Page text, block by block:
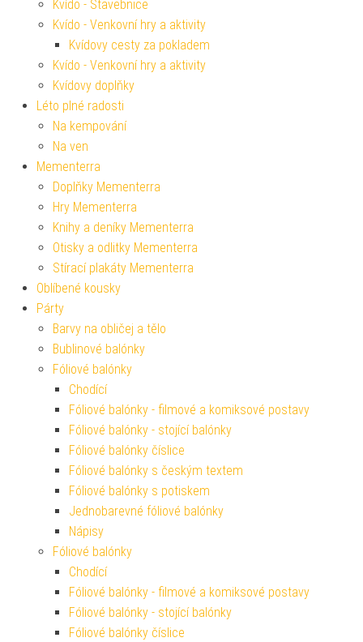
Kvído - Stavebnice
Kvído - Venkovní hry a aktivity
Kvídovy cesty za pokladem
Kvído - Venkovní hry a aktivity
Kvídovy doplňky
Léto plné radosti
Na kempování
Na ven
Mementerra
Doplňky Mementerra
Hry Mementerra
Knihy a deníky Mementerra
Otisky a odlitky Mementerra
Stírací plakáty Mementerra
Oblíbené kousky
Párty
Barvy na obličej a tělo
Bublinové balónky
Fóliové balónky
Chodící
Fóliové balónky - filmové a komiksové postavy
Fóliové balónky - stojící balónky
Fóliové balónky číslice
Fóliové balónky s českým textem
Fóliové balónky s potiskem
Jednobarevné fóliové balónky
Nápisy
Fóliové balónky
Chodící
Fóliové balónky - filmové a komiksové postavy
Fóliové balónky - stojící balónky
Fóliové balónky číslice